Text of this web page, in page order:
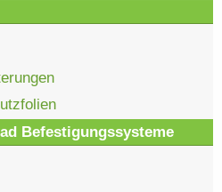
Befestigungssysteme